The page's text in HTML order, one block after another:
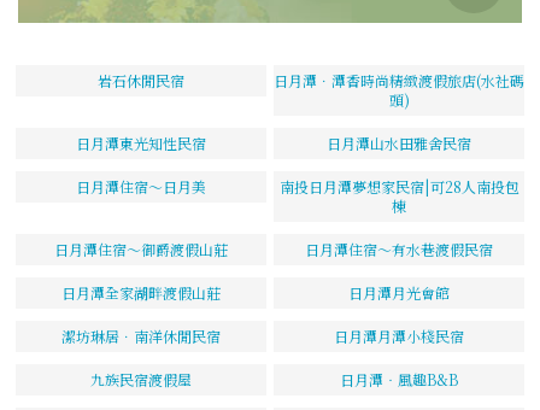
岩石休閒民宿
日月潭．潭香時尚精緻渡假旅店(水社碼
頭)
日月潭東光知性民宿 日月潭山水田雅舍民宿
日月潭住宿～日月美
南投日月潭夢想家民宿|可28人南投包
棟
日月潭住宿～御爵渡假山莊 日月潭住宿～有水巷渡假民宿
日月潭全家湖畔渡假山莊 日月潭月光會館
潔坊琳居．南洋休閒民宿 日月潭月潭小棧民宿
九族民宿渡假屋 日月潭‧風趣B&B